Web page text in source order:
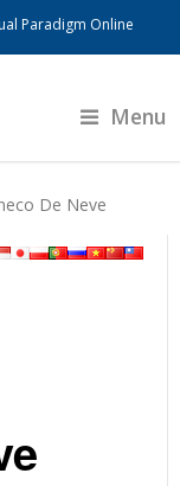
Paradigm Online
Menu
De Neve